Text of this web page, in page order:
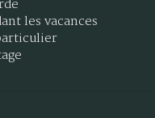
les vacances